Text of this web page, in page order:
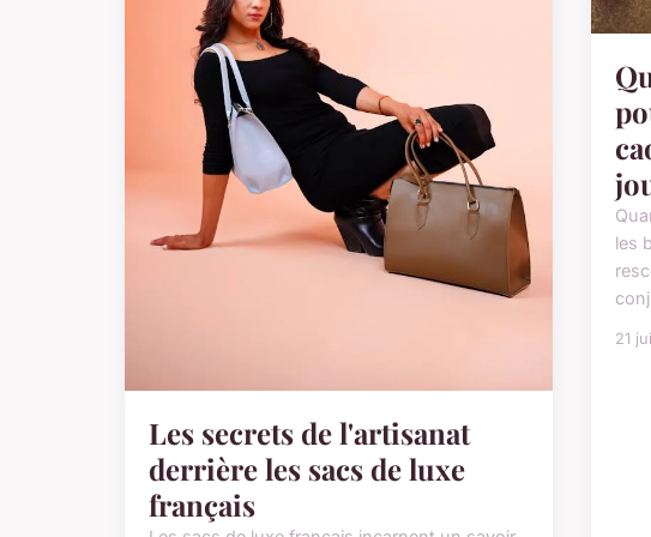
Les secrets de l'artisanat
derrière les sacs de luxe
français
les
21